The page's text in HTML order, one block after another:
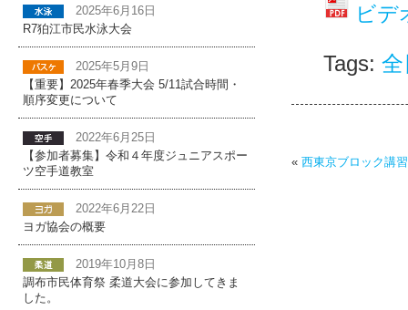
ビデ
Tags: 全
« 西東京ブロック講
2025年6月16日
R7狛江市民水泳大会
2025年5月9日
【重要】2025年春季大会 5/11試合時間・
順序変更について
2022年6月25日
【参加者募集】令和４年度ジュニアスポー
ツ空手道教室
2022年6月22日
ヨガ協会の概要
2019年10月8日
調布市民体育祭 柔道大会に参加してきま
した。